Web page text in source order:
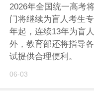
2026年全国统一高考
门将继续为盲人考生
年起，连续13年为盲
外，教育部还将指导
试提供合理便利。
06-03